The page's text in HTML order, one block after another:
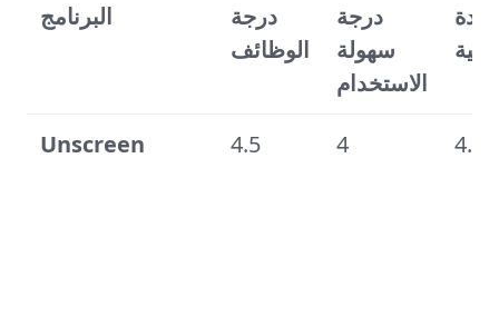
البرنامج
درجة
الوظائف
درجة
سهولة
الاستخدام
Unscreen 4.5 4 4.5